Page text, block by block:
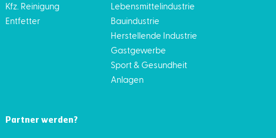
Kfz. Reinigung
Entfetter
Lebensmittelindustrie
Bauindustrie
Herstellende Industrie
Gastgewerbe
Sport & Gesundheit
Anlagen
Partner werden?